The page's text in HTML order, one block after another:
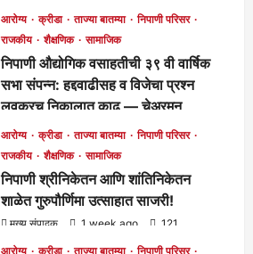
मुख्य संपादक 6 days ago 135
आरोग्य क्रीडा ताज्या बातम्या
निपाणी परिसर
राजकीय
शैक्षणिक सामाजिक
निपाणी औद्योगिक वसाहतीची ३९ वी वार्षिक
सभा संपन्न: हद्दवाढीसह व विजेचा प्रश्न
लवकरच निकालात काढू — चेअरमन
बाळासाहेब जोरापुरे
मुख्य संपादक 6 days ago
आरोग्य क्रीडा ताज्या बातम्या
निपाणी परिसर
राजकीय
शैक्षणिक सामाजिक
निपाणी श्रीनिकेतन आणि शांतिनिकेतन
शाळेत गुरुपौर्णिमा उत्साहात साजरी!
मुख्य संपादक 1 week ago 121
आरोग्य क्रीडा ताज्या बातम्या
निपाणी परिसर